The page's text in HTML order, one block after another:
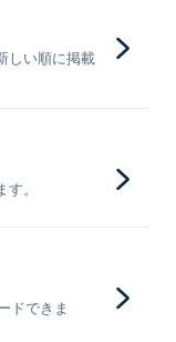
しい順に掲載
。
ドできま